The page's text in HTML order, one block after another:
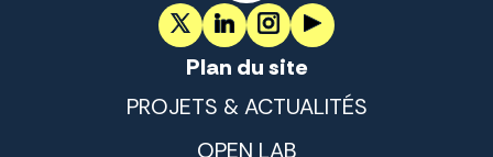
Plan du site
PROJETS & ACTUALITÉS
OPEN LAB